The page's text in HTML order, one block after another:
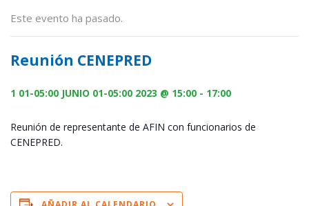
Este evento ha pasado.
Reunión CENEPRED
1 01-05:00 JUNIO 01-05:00 2023 @ 15:00 - 17:00
Reunión de representante de AFIN con funcionarios de
CENEPRED.